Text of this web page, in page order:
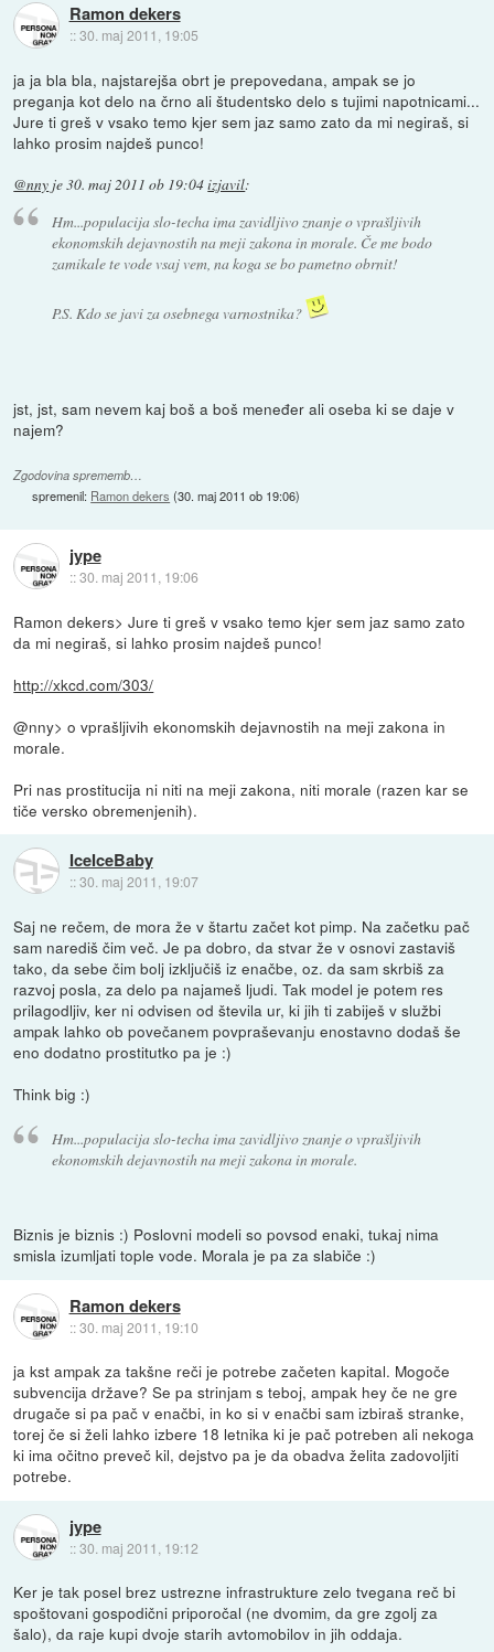
Ramon dekers
::30. maj 2011, 19:05
ja ja bla bla, najstarejša obrt je prepovedana, ampak se jo
preganja kot delo na črno ali študentsko delo s tujimi napotnicami...
Jure ti greš v vsako temo kjer sem jaz samo zato da mi negiraš, si
lahko prosim najdeš punco!
@nny je30. maj 2011 ob 19:04izjavil:
Hm...populacija slo-techa ima zavidljivo znanje o vprašljivih
ekonomskih dejavnostih na meji zakona in morale. Če me bodo
zamikale te vode vsaj vem, na koga se bo pametno obrnit!
P.S. Kdo se javi za osebnega varnostnika?
jst, jst, sam nevem kaj boš a boš meneđer ali oseba ki se daje v
najem?
Zgodovina sprememb…
spremenil: Ramon dekers (30. maj 2011 ob 19:06)
jype
::30. maj 2011, 19:06
Ramon dekers> Jure ti greš v vsako temo kjer sem jaz samo zato
da mi negiraš, si lahko prosim najdeš punco!
http://xkcd.com/303/
@nny> o vprašljivih ekonomskih dejavnostih na meji zakona in
morale.
Pri nas prostitucija ni niti na meji zakona, niti morale (razen kar se
tiče versko obremenjenih).
IceIceBaby
::30. maj 2011, 19:07
Saj ne rečem, de mora že v štartu začet kot pimp. Na začetku pač
sam narediš čim več. Je pa dobro, da stvar že v osnovi zastaviš
tako, da sebe čim bolj izključiš iz enačbe, oz. da sam skrbiš za
razvoj posla, za delo pa najameš ljudi. Tak model je potem res
prilagodljiv, ker ni odvisen od števila ur, ki jih ti zabiješ v službi
ampak lahko ob povečanem povpraševanju enostavno dodaš še
eno dodatno prostitutko pa je :)
Think big :)
Hm...populacija slo-techa ima zavidljivo znanje o vprašljivih
ekonomskih dejavnostih na meji zakona in morale.
Biznis je biznis :) Poslovni modeli so povsod enaki, tukaj nima
smisla izumljati tople vode. Morala je pa za slabiče :)
Ramon dekers
::30. maj 2011, 19:10
ja kst ampak za takšne reči je potrebe začeten kapital. Mogoče
subvencija države? Se pa strinjam s teboj, ampak hey če ne gre
drugače si pa pač v enačbi, in ko si v enačbi sam izbiraš stranke,
torej če si želi lahko izbere 18 letnika ki je pač potreben ali nekoga
ki ima očitno preveč kil, dejstvo pa je da obadva želita zadovoljiti
potrebe.
jype
::30. maj 2011, 19:12
Ker je tak posel brez ustrezne infrastrukture zelo tvegana reč bi
spoštovani gospodični priporočal (ne dvomim, da gre zgolj za
šalo), da raje kupi dvoje starih avtomobilov in jih oddaja.